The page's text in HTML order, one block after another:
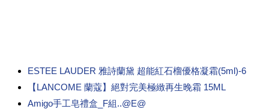
ESTEE LAUDER 雅詩蘭黛 超能紅石榴優格凝霜(5ml)-6
【LANCOME 蘭蔻】絕對完美極緻再生晚霜 15ML
Amigo手工皂禮盒_F組..@E@